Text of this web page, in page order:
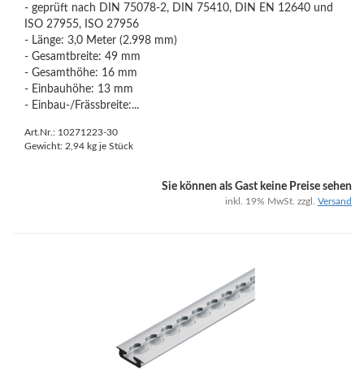
- geprüft nach DIN 75078-2, DIN 75410, DIN EN 12640 und
ISO 27955, ISO 27956
- Länge: 3,0 Meter (2.998 mm)
- Gesamtbreite: 49 mm
- Gesamthöhe: 16 mm
- Einbauhöhe: 13 mm
- Einbau-/Frässbreite:...
Art.Nr.: 10271223-30
Gewicht: 2,94 kg je Stück
Sie können als Gast keine Preise sehen
inkl. 19% MwSt. zzgl. Versand